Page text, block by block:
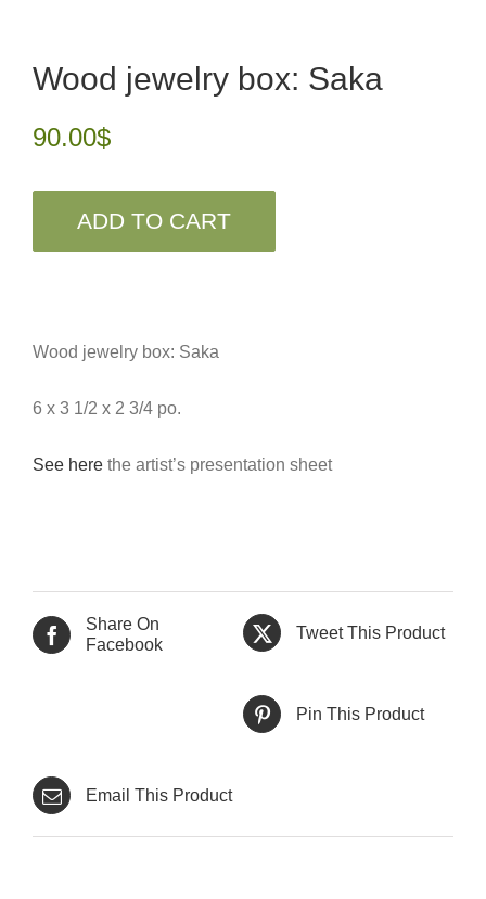
Wood jewelry box: Saka
90.00$
ADD TO CART
Wood jewelry box: Saka
6 x 3 1/2 x 2 3/4 po.
See here the artist’s presentation sheet
Share On
Facebook
Tweet This Product
Pin This Product
Email This Product